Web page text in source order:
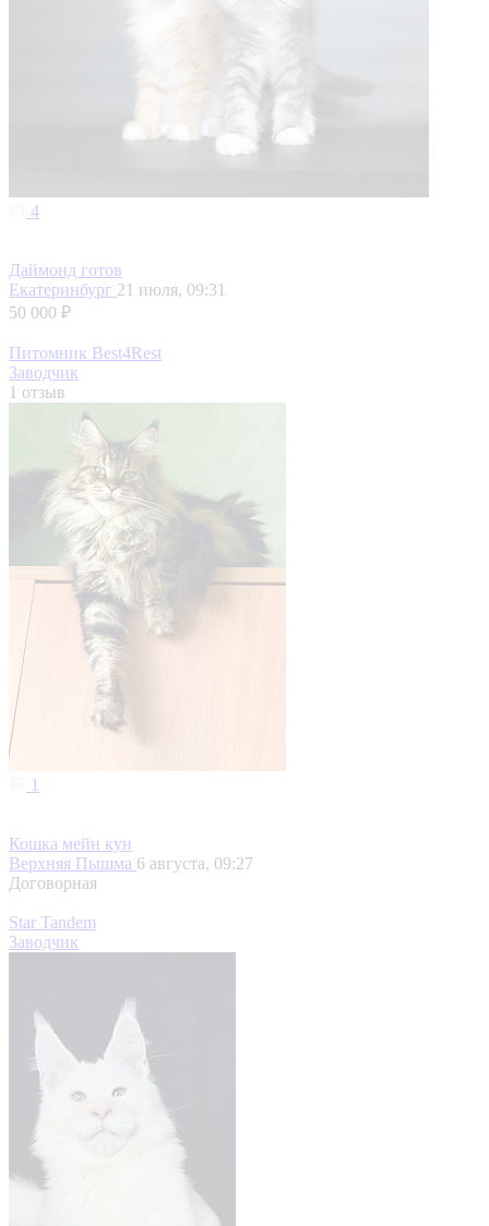
4
Даймонд готов
Екатеринбург 21 июля, 09:31
50 000 ₽
Питомник Best4Rest
Заводчик
1 отзыв
1
Кошка мейн кун
Верхняя Пышма 6 августа, 09:27
Договорная
Star Tandem
Заводчик